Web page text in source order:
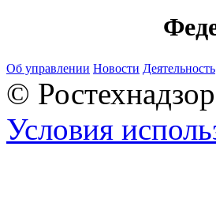
Об управлении Новости Деятельность
©
Условия